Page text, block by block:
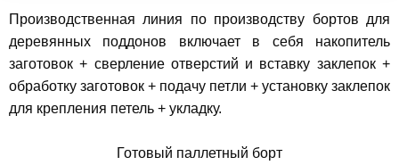
Производственная линия по производству бортов для
деревянных поддонов включает в себя накопитель
заготовок + сверление отверстий и вставку заклепок +
обработку заготовок + подачу петли + установку заклепок
для крепления петель + укладку.
Готовый паллетный борт